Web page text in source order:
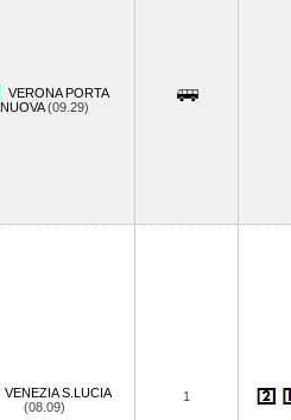
VERONA PORTA
NUOVA(09.29)
VENEZIA S.LUCIA
(08.09)
1